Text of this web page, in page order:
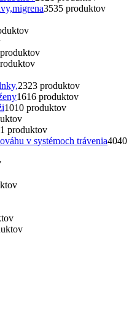
3535 produktov
2323 produktov
1616 produktov
1010 produktov
produktov
v systémoch trávenia4040